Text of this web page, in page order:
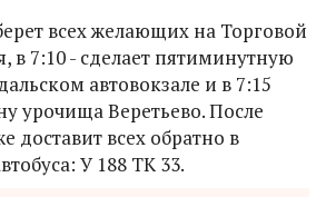
всех желающих на Торговой
в 7:10 - сделает пятиминутную
автовокзале и в 7:15
урочища Веретьево. После
доставит всех обратно в
У 188 ТК 33.